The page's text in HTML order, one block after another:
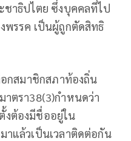
ชาธิปไตย ซึ่งบุคคลที่ไป
พรรค เป็นผู้ถูกตัดสิทธิ
กสมาชิกสภาท้องถิ่น
ตรา38(3)กำหนดว่า
งต้องมีชื่ออยู่ใน
าแล้วเป็นเวลาติดต่อกัน